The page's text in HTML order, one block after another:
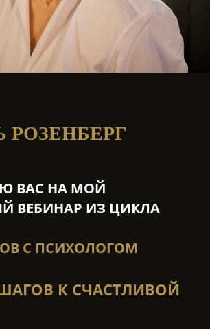
ВАС НА МОЙ
ВЕБИНАР ИЗ ЦИКЛА
С ПСИХОЛОГОМ
К СЧАСТЛИВОЙ